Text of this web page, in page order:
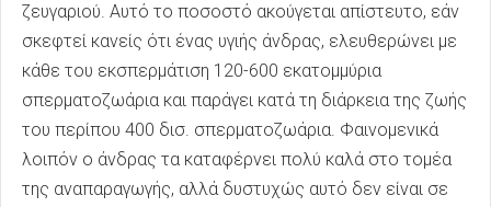
ζευγαριού. Αυτό το ποσοστό ακούγεται απίστευτο, εάν
σκεφτεί κανείς ότι ένας υγιής άνδρας, ελευθερώνει με
κάθε του εκσπερμάτιση 120-600 εκατομμύρια
σπερματοζωάρια και παράγει κατά τη διάρκεια της ζωής
του περίπου 400 δισ. σπερματοζωάρια. Φαινομενικά
λοιπόν ο άνδρας τα καταφέρνει πολύ καλά στο τομέα
της αναπαραγωγής, αλλά δυστυχώς αυτό δεν είναι σε